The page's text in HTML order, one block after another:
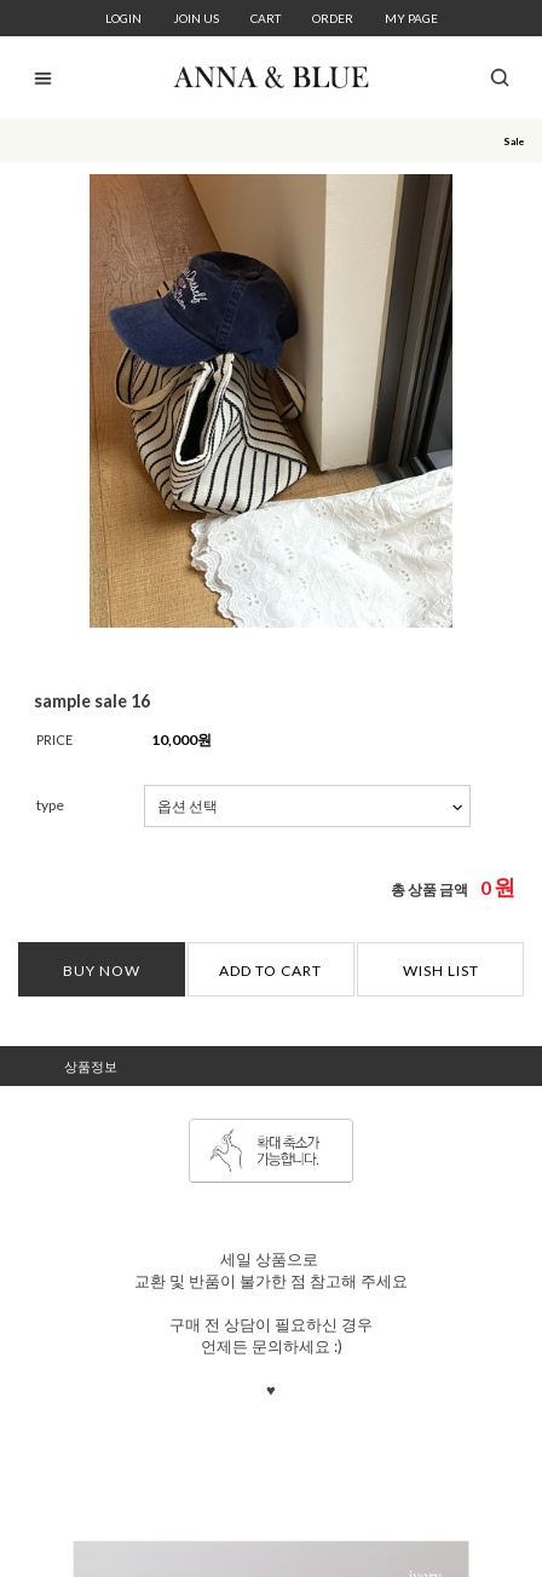
LOGIN JOIN US CART ORDER MY PAGE
Sale
sample sale 16
PRICE 10,000원
type
총 상품 금액 0원
BUY NOW ADD TO CART WISH LIST
상품정보
세일 상품으로
교환 및 반품이 불가한 점 참고해 주세요
구매 전 상담이 필요하신 경우
언제든 문의하세요 :)
♥